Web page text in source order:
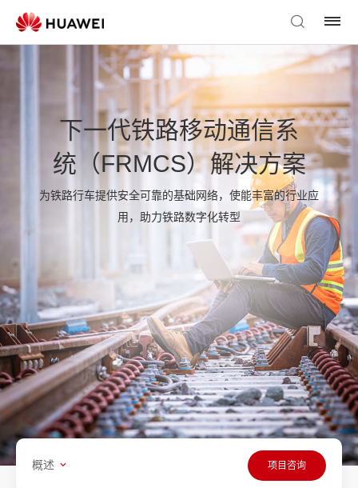
下一代铁路移动通信系
统（FRMCS）解决方案
为铁路行车提供安全可靠的基础网络，使能丰富的行业应
用，助力铁路数字化转型
概述 项目咨询